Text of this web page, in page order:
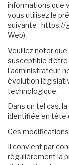
informations que
vous utilisez le
suivante : https://
Web).
Veuillez noter
susceptible
l'administrateur,
évolution
technologique.
Dans un tel cas,
identifiée en tête
Ces
Il convient par
régulièrement la